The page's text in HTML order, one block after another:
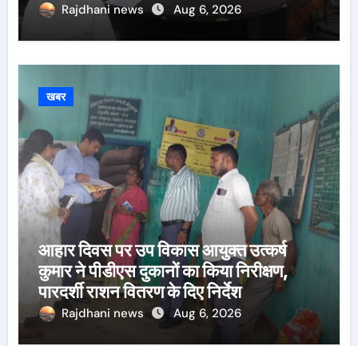
Rajdhani news Aug 6, 2026
खबर
आहार दिवस पर उप विकास आयुक्त उत्कर्ष
कुमार ने पीडीएस दुकानों का किया निरीक्षण,
पारदर्शी राशन वितरण के दिए निर्देश
Rajdhani news Aug 6, 2026